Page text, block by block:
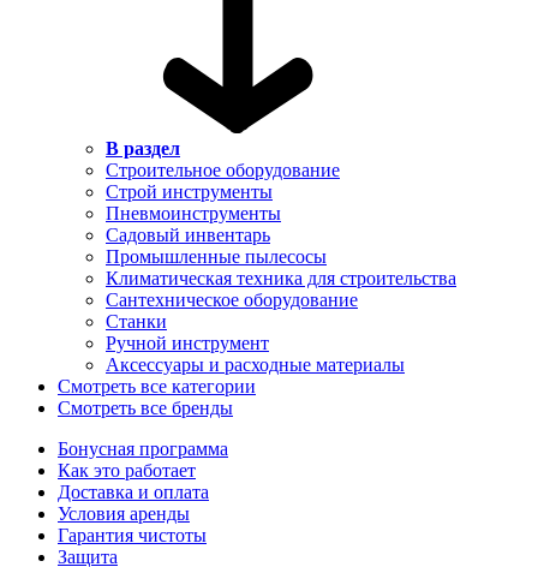
В раздел
Строительное оборудование
Строй инструменты
Пневмоинструменты
Садовый инвентарь
Промышленные пылесосы
Климатическая техника для строительства
Сантехническое оборудование
Станки
Ручной инструмент
Аксессуары и расходные материалы
Смотреть все категории
Смотреть все бренды
Бонусная программа
Как это работает
Доставка и оплата
Условия аренды
Гарантия чистоты
Защита